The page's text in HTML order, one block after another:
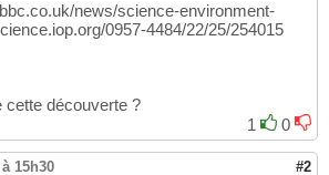
news/science-environment-
0957-4484/22/25/254015
cette découverte ?
1
0
à 15h30 #2